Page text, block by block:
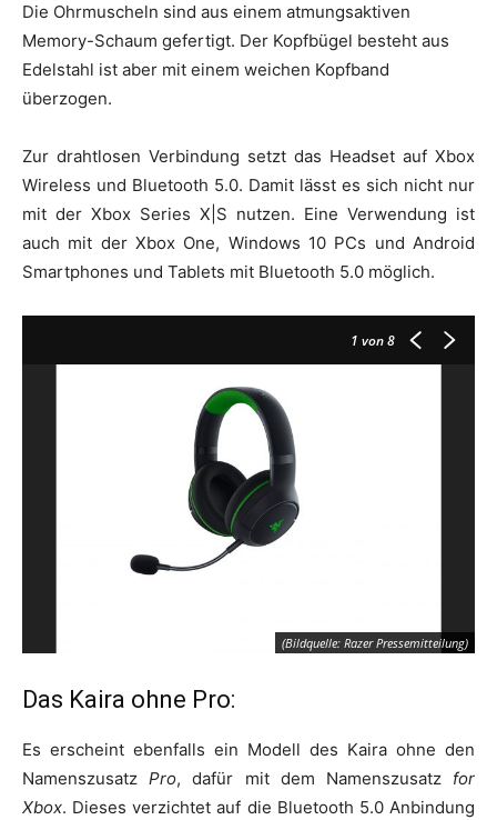
Die Ohrmuscheln sind aus einem atmungsaktiven
Memory-Schaum gefertigt. Der Kopfbügel besteht aus
Edelstahl ist aber mit einem weichen Kopfband
überzogen.
Zur drahtlosen Verbindung setzt das Headset auf Xbox
Wireless und Bluetooth 5.0. Damit lässt es sich nicht nur
mit der Xbox Series X|S nutzen. Eine Verwendung ist
auch mit der Xbox One, Windows 10 PCs und Android
Smartphones und Tablets mit Bluetooth 5.0 möglich.
1 von 8
(Bildquelle: Razer Pressemitteilung)
Das Kaira ohne Pro:
Es erscheint ebenfalls ein Modell des Kaira ohne den
NamenszusatzPro, dafür mit dem Namenszusatz for
Xbox. Dieses verzichtet auf die Bluetooth 5.0 Anbindung